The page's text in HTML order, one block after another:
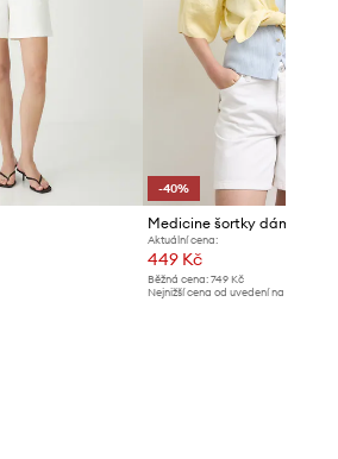
-40%
Medicine šortky dámské
Aktuální cena:
449 Kč
Běžná cena: 749 Kč
Nejnižší cena od uvedení na trh: